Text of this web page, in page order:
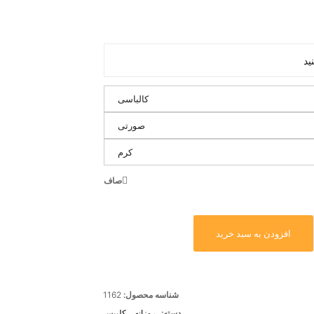
کالباسی
صورتی
کرم
صاف
افزودن به سبد خرید
شناسه محصول: 1162